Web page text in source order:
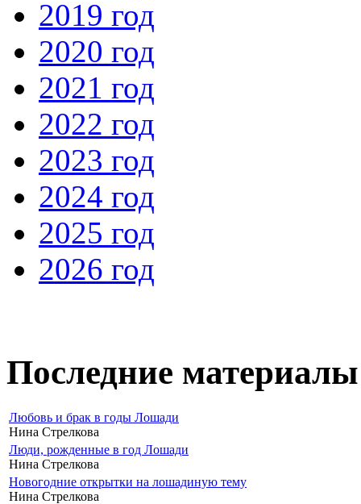
2019 год
2020 год
2021 год
2022 год
2023 год
2024 год
2025 год
2026 год
Последние материалы
Любовь и брак в годы Лошади
Нина Стрелкова
Люди, рожденные в год Лошади
Нина Стрелкова
Новогодние открытки на лошадиную тему
Нина Стрелкова